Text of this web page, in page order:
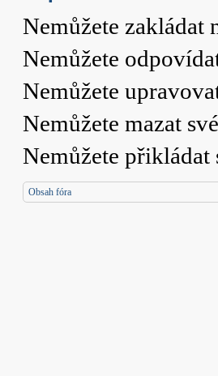
Nemůžete zakládat
Nemůžete
Nemůžete
Nemůžete mazat
Nemůžete přikládat
Obsah fóra